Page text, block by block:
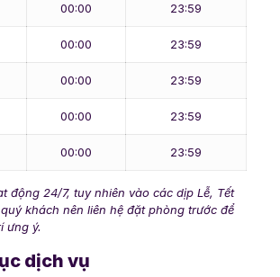
00:00 23:59
00:00 23:59
00:00 23:59
00:00 23:59
00:00 23:59
động 24/7, tuy nhiên vào các dịp Lễ, Tết
khách nên liên hệ đặt phòng trước để
ưng ý.
dịch vụ